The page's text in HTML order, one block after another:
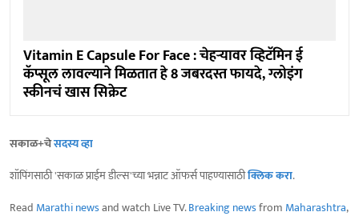
Vitamin E Capsule For Face : चेहऱ्यावर व्हिटॅमिन ई
कॅप्सूल लावल्याने मिळतात हे 8 जबरदस्त फायदे, ग्लोइंग
स्कीनचं खास सिक्रेट
सकाळ+चेसदस्य व्हा
शॉपिंगसाठी 'सकाळ प्राईम डील्स'च्या भन्नाट ऑफर्स पाहण्यासाठीक्लिक करा.
Read Marathi newsand watch Live TV.Breaking newsfrom Maharashtra,